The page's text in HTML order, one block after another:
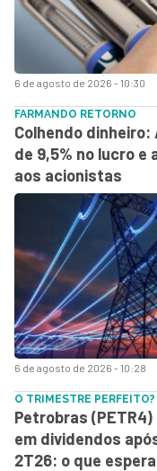
6 de agosto de 2026 - 10:30
6 de agosto de 2026 - 10:28
FARMANDO RETORNO
Colhendo
de 9,5% no lucro
aos acionistas
O TRIMESTRE PERFEITO?
Petrobras
em dividendos
2T26: o que